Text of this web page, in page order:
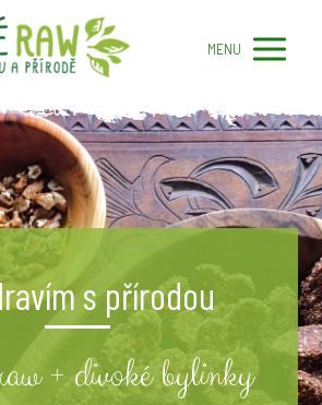
MENU
s přírodou
+ divoké bylinky